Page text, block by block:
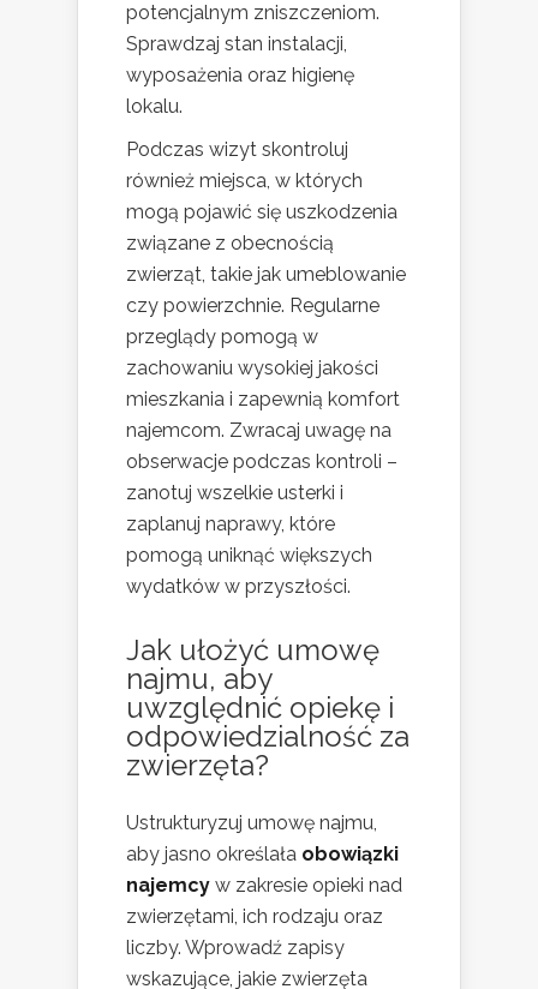
potencjalnym zniszczeniom.
Sprawdzaj stan instalacji,
wyposażenia oraz higienę
lokalu.
Podczas wizyt skontroluj
również miejsca, w których
mogą pojawić się uszkodzenia
związane z obecnością
zwierząt, takie jak umeblowanie
czy powierzchnie. Regularne
przeglądy pomogą w
zachowaniu wysokiej jakości
mieszkania i zapewnią komfort
najemcom. Zwracaj uwagę na
obserwacje podczas kontroli –
zanotuj wszelkie usterki i
zaplanuj naprawy, które
pomogą uniknąć większych
wydatków w przyszłości.
Jak ułożyć umowę
najmu, aby
uwzględnić opiekę i
odpowiedzialność za
zwierzęta?
Ustrukturyzuj umowę najmu,
aby jasno określała obowiązki
najemcy w zakresie opieki nad
zwierzętami, ich rodzaju oraz
liczby. Wprowadź zapisy
wskazujące, jakie zwierzęta